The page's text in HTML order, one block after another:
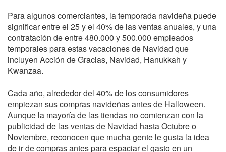
Para algunos comerciantes, la temporada navideña puede
significar entre el 25 y el 40% de las ventas anuales, y una
contratación de entre 480.000 y 500.000 empleados
temporales para estas vacaciones de Navidad que
incluyen Acción de Gracias, Navidad, Hanukkah y
Kwanzaa.
Cada año, alrededor del 40% de los consumidores
empiezan sus compras navideñas antes de Halloween.
Aunque la mayoría de las tiendas no comienzan con la
publicidad de las ventas de Navidad hasta Octubre o
Noviembre, reconocen que mucha gente le gusta la idea
de ir de compras antes para espaciar el gasto en un